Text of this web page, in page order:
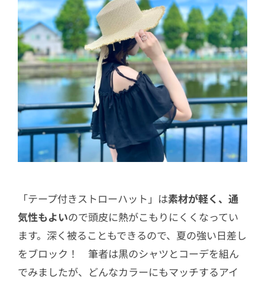
「テープ付きストローハット」は素材が軽く、通
気性もよいので頭皮に熱がこもりにくくなってい
ます。深く被ることもできるので、夏の強い日差し
をブロック！ 筆者は黒のシャツとコーデを組ん
でみましたが、どんなカラーにもマッチするアイ